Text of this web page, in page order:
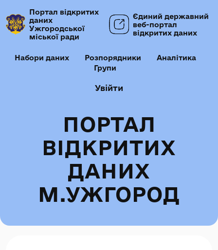
Портал відкритих
даних
Ужгородської
міської ради
Єдиний державний
веб-портал
відкритих даних
Набори даних Розпорядники
Аналітика
Групи
Увійти
ПОРТАЛ
ВІДКРИТИХ
ДАНИХ
М.УЖГОРОД